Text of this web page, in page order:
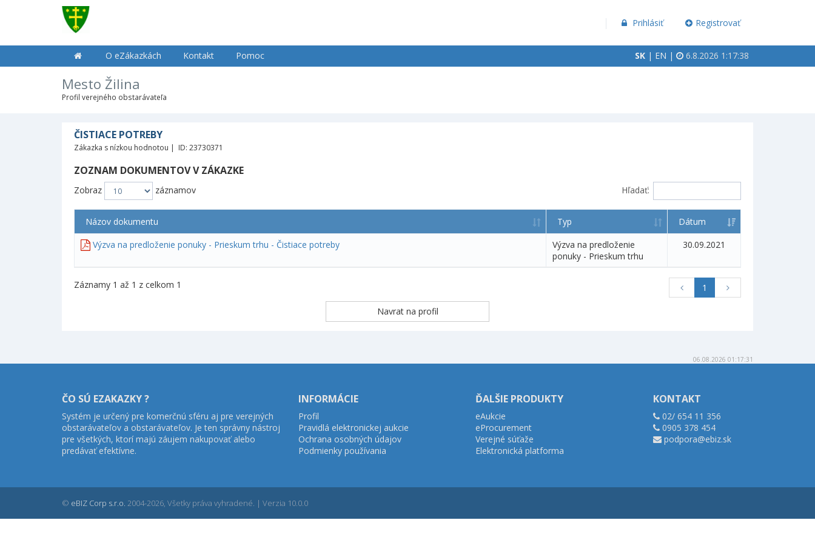
Prihlásiť Registrovať
O eZákazkách Kontakt Pomoc SK | EN | 6.8.2026 1:17:38
Mesto Žilina
Profil verejného obstarávateľa
ČISTIACE POTREBY
Zákazka s nízkou hodnotou | ID: 23730371
ZOZNAM DOKUMENTOV V ZÁKAZKE
Zobraz záznamov Hľadať:
Názov dokumentu Typ
Dátum
Výzva na predloženie ponuky - Prieskum trhu - Čistiace potreby
Výzva na predloženie
ponuky - Prieskum trhu
30.09.2021
Záznamy 1 až 1 z celkom 1 1
06.08.2026 01:17:31
ČO SÚ EZAKAZKY ?
Systém je určený pre komerčnú sféru aj pre verejných
obstarávateľov a obstarávateľov. Je ten správny nástroj
pre všetkých, ktorí majú záujem nakupovať alebo
predávať efektívne.
INFORMÁCIE
Profil
Pravidlá elektronickej aukcie
Ochrana osobných údajov
Podmienky používania
ĎALŠIE PRODUKTY
eAukcie
eProcurement
Verejné súťaže
Elektronická platforma
KONTAKT
02/ 654 11 356
0905 378 454
podpora@ebiz.sk
© eBIZ Corp s.r.o. 2004-2026, Všetky práva vyhradené. | Verzia 10.0.0